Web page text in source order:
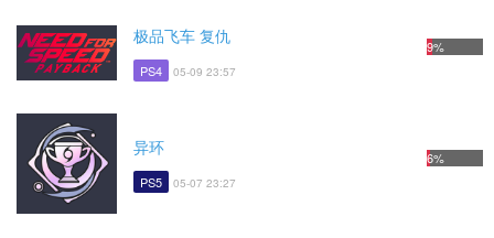
极品飞车 复仇
PS4 05-09 23:57
9%
异环
PS5 05-07 23:27
6%